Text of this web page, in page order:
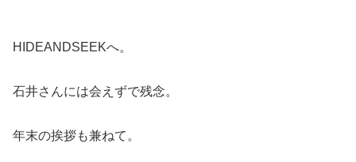
HIDEANDSEEKへ。
石井さんには会えずで残念。
年末の挨拶も兼ねて。